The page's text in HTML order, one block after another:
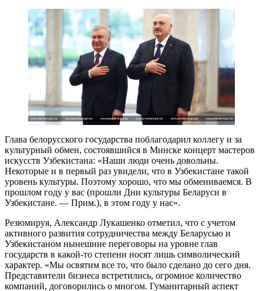
Глава белорусского государства поблагодарил коллегу и за
культурный обмен, состоявшийся в Минске концерт мастеров
искусств Узбекистана: «Наши люди очень довольны.
Некоторые и в первый раз увидели, что в Узбекистане такой
уровень культуры. Поэтому хорошо, что мы обмениваемся. В
прошлом году у вас (прошли Дни культуры Беларуси в
Узбекистане. — Прим.), в этом году у нас».
Резюмируя, Александр Лукашенко отметил, что с учетом
активного развития сотрудничества между Беларусью и
Узбекистаном нынешние переговоры на уровне глав
государств в какой-то степени носят лишь символический
характер. «Мы освятим все то, что было сделано до сего дня.
Представители бизнеса встретились, огромное количество
компаний, договорились о многом. Гуманитарный аспект